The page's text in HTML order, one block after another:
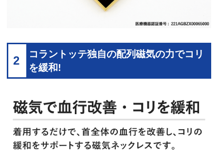
2
コラントッテ独自の配列磁気の力でコリ
を緩和!